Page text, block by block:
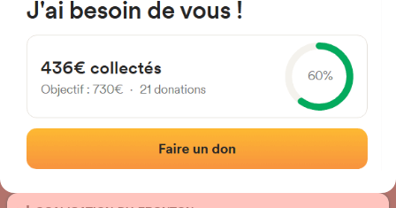
44369 Peracense, Province de
Calle Balsa 12
Fronton place libre
Localisation|Photos|Commentaires et avis